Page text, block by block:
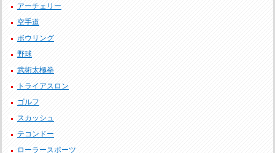
アーチェリー
空手道
ボウリング
野球
武術太極拳
トライアスロン
ゴルフ
スカッシュ
テコンドー
ローラースポーツ